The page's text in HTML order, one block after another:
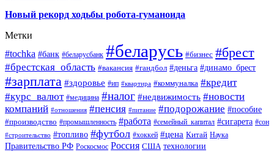
Новый рекорд ходьбы робота-гуманоида
Метки
#tochka #банк #беларусбанк #беларусь #бизнес #брест
#брестская_область #вакансия #гандбол #деньга #динамо_брест
#зарплата #здоровье #ип #квартира #коммуналка #кредит
#курс_валют #медицина #налог #недвижимость #новости
компаний #отношения #пенсия #питание #подорожание #пособие
#производство #промышленность #работа #семейный_капитал #сигарета #сон
#строительство #топливо #футбол #хоккей #цена Китай Наука
Правительство РФ Роскосмос Россия США технологии